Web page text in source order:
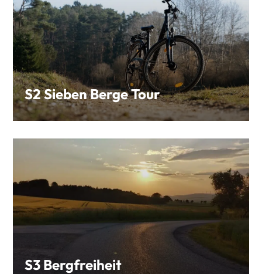
S2 Sieben Berge Tour
S3 Bergfreiheit